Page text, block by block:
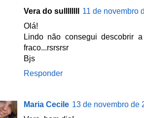
Vera do sullllllll
11 de novembro
Olá!
Lindo não consegui descobrir
fraco...rsrsrsr
Bjs
Responder
Maria Cecile 13 de novembro de